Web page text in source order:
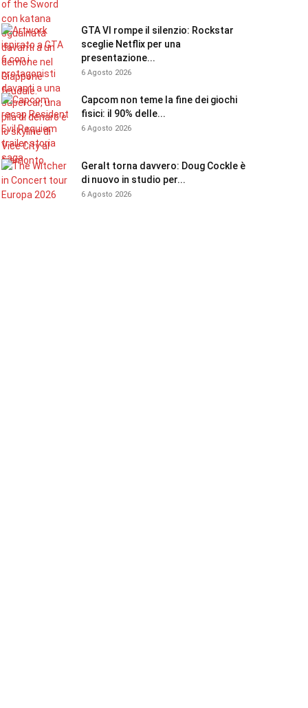
GTA VI rompe il silenzio: Rockstar
sceglie Netflix per una
presentazione...
6 Agosto 2026
Capcom non teme la fine dei giochi
fisici: il 90% delle...
6 Agosto 2026
Geralt torna davvero: Doug Cockle è
di nuovo in studio per...
6 Agosto 2026